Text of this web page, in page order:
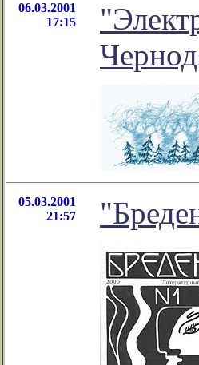
06.03.2001
17:15
05.03.2001
21:57